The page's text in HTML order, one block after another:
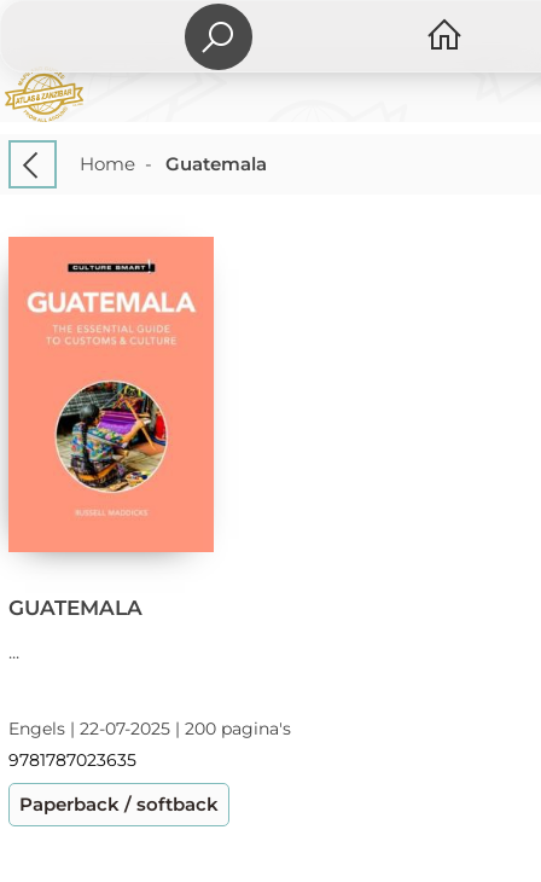
Home- Guatemala
GUATEMALA
...
Engels | 22-07-2025 | 200 pagina's
9781787023635
Paperback / softback